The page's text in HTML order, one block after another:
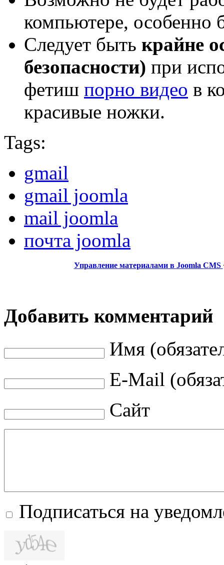
компьютере, особенно
Следует быть крайне
безопасности) при
фетиш порно видео в
красивые ножки.
Tags:
gmail
gmail joomla
mail joomla
почта joomla
Управление материалами в Joomla CMS
Добавить комментарий
Имя
E-Mail
Сайт
Подписаться на